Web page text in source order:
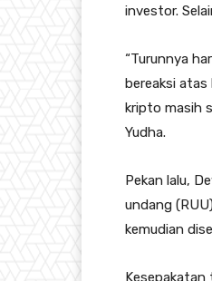
investor.
“Turunnya
bereaksi atas
kripto masih
Yudha.
Pekan lalu,
undang
kemudian
Kesepakatan